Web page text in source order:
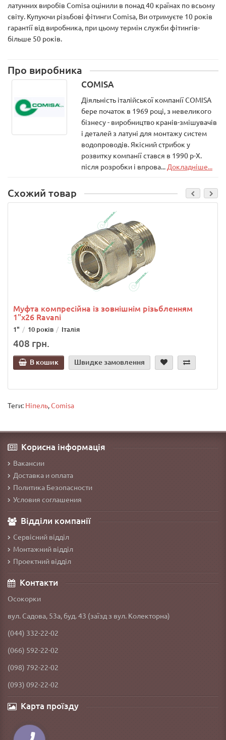
латунних виробів Comisa оцінили в понад 40 країнах по всьому
світу. Купуючи різьбові фітинги Comisa, Ви отримуєте 10 років
гарантії від виробника, при цьому термін служби фітингів-
більше 50 років.
Про виробника
COMISA
Діяльність італійської компанії COMISA
бере початок в 1969 році, з невеликого
бізнесу - виробництво кранів-змішувачів
і деталей з латуні для монтажу систем
водопроводів. Якісний стрибок у
розвитку компанії стався в 1990 р-Х.
після розробки і впрова... Докладніше...
Схожий товар
Муфта компресійна із зовнішнім різьбленням
1"х26 Ravani
1" 10 років Італія
408 грн.
В кошик Швидке замовлення
Теги: Ніпель,Comisa
Корисна інформація
Вакансии
Доставка и оплата
Политика Безопасности
Условия соглашения
Відділи компанії
Сервісний відділ
Монтажний відділ
Проектний відділ
Контакти
Осокорки
вул. Садова, 53а, буд. 43 (заїзд з вул. Колекторна)
(044) 332-22-02
(066) 592-22-02
(098) 792-22-02
(093) 092-22-02
Карта проїзду